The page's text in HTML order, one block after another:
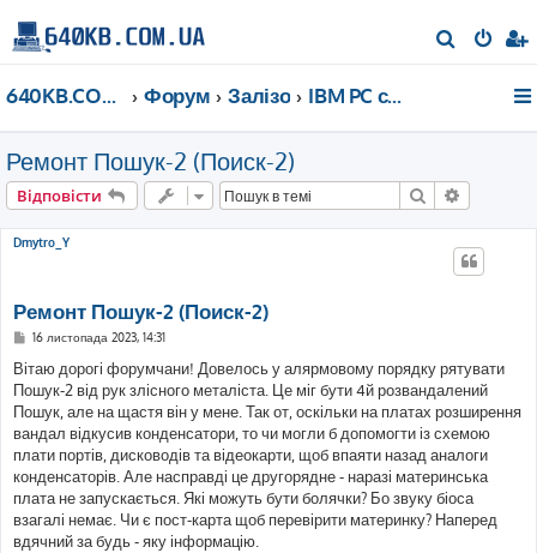
о
640KB.COM.UA Форум Залізо IBM PC сумісне до 2000 року
Ремонт Пошук-2 (Поиск-2)
Відповісти Пошук
Dmytro_Y
Ремонт Пошук-2 (Поиск-2)
П
в
д
о
м
л
е
н
н
я
16 листопада 2023, 14:31
Вітаю дорогі форумчани! Довелось у алярмовому порядку рятувати
Пошук-2 від рук злісного металіста. Це міг бути 4й розвандалений
Пошук, але на щастя він у мене. Так от, оскільки на платах розширення
вандал відкусив конденсатори, то чи могли б допомогти із схемою
плати портів, дисководів та відеокарти, щоб впаяти назад аналоги
конденсаторів. Але насправді це другорядне - наразі материнська
плата не запускається. Які можуть бути болячки? Бо звуку біоса
взагалі немає. Чи є пост-карта щоб перевірити материнку? Наперед
вдячний за будь - яку інформацію.